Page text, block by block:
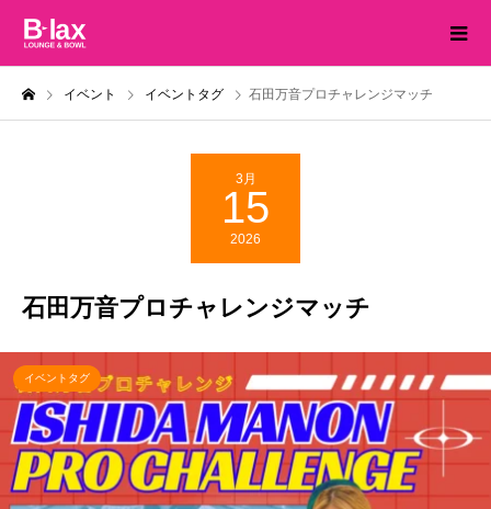
イベント イベントタグ 石田万音プロチャレンジマッチ
3月
15
2026
石田万音プロチャレンジマッチ
イベントタグ